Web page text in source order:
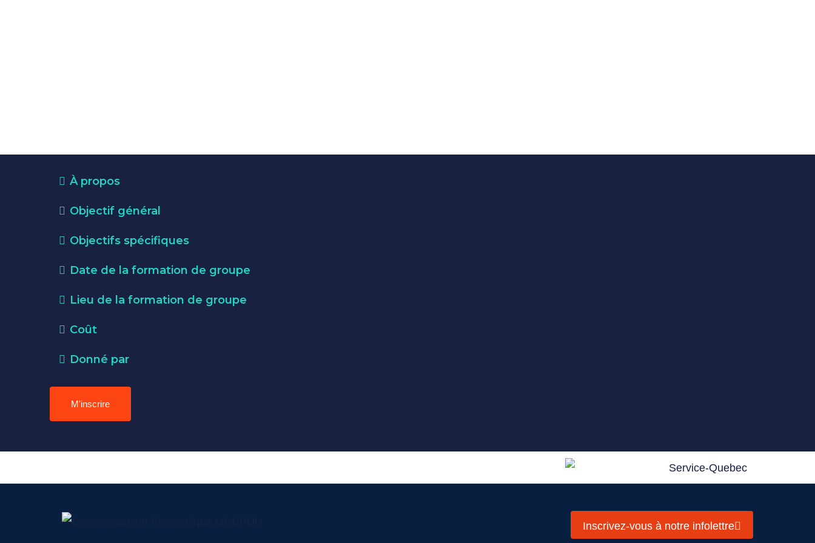
À propos
Objectif général
Objectifs spécifiques
Date de la formation de groupe
Lieu de la formation de groupe
Coût
Donné par
M'inscrire
Inscrivez-vous à notre infolettre